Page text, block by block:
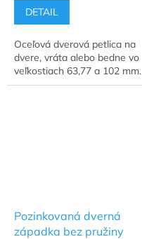
5,0
5
hviezdičiek.
DETAIL
Oceľová dverová petlica na
dvere, vráta alebo bedne vo
veľkostiach 63,77 a 102 mm.
Pozinkovaná dverná
západka bez pružiny